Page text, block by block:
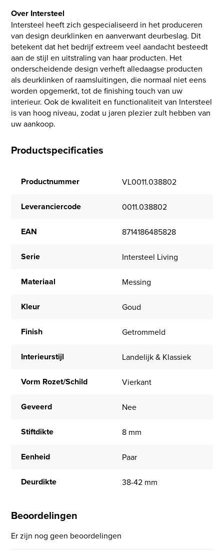
Over Intersteel
Intersteel heeft zich gespecialiseerd in het produceren
van design deurklinken en aanverwant deurbeslag. Dit
betekent dat het bedrijf extreem veel aandacht besteedt
aan de stijl en uitstraling van haar producten. Het
onderscheidende design verheft alledaagse producten
als deurklinken of raamsluitingen, die normaal niet eens
worden opgemerkt, tot de finishing touch van uw
interieur. Ook de kwaliteit en functionaliteit van Intersteel
is van hoog niveau, zodat u jaren plezier zult hebben van
uw aankoop.
Productspecificaties
Productnummer VL0011.038802
Leveranciercode 0011.038802
EAN 8714186485828
Serie Intersteel Living
Materiaal Messing
Kleur Goud
Finish Getrommeld
Interieurstijl Landelijk & Klassiek
Vorm Rozet/Schild Vierkant
Geveerd Nee
Stiftdikte 8 mm
Eenheid Paar
Deurdikte 38-42 mm
Beoordelingen
Er zijn nog geen beoordelingen